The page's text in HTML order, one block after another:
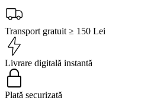
Transport gratuit ≥ 150 Lei
Livrare digitală instantă
Plată securizată